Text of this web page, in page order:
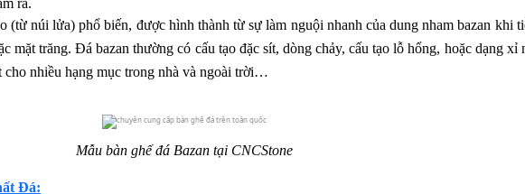
ra.
(từ núi lửa) phổ biến, được hình thành từ sự làm nguội nhanh của dung nham bazan khi
mặt trăng. Đá bazan thường có cấu tạo đặc sít, dòng chảy, cấu tạo lỗ hổng, hoặc dạng xỉ
nhiều hạng mục trong nhà và ngoài trời…
Mẫu bàn ghế đá Bazan tại CNCStone
Đá: